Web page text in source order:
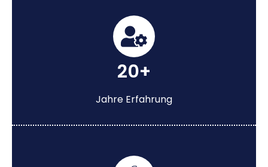
20+
Jahre Erfahrung